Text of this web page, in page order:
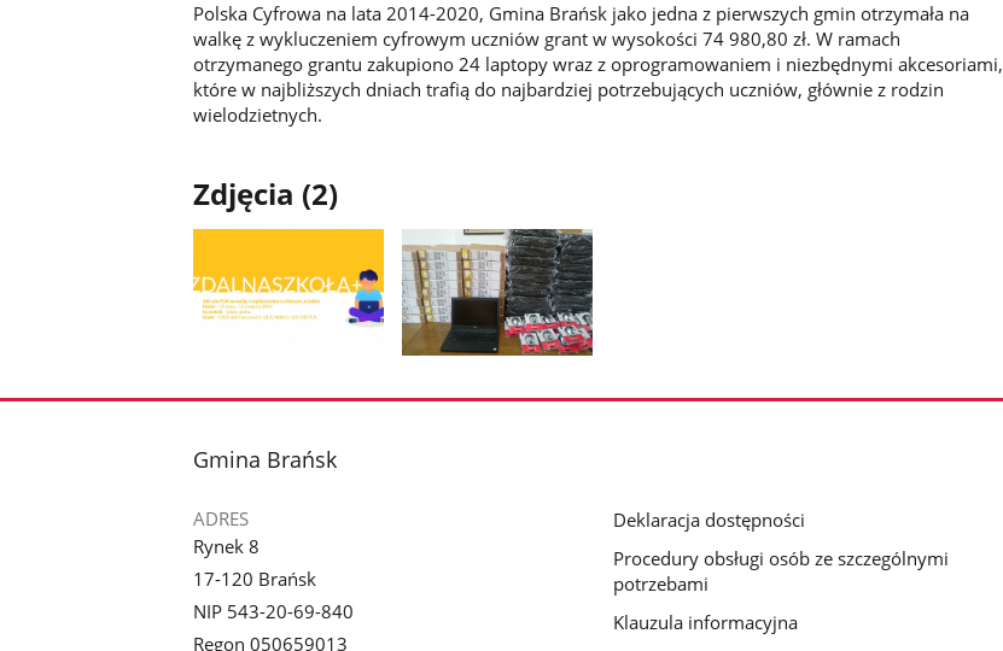
Polska Cyfrowa na lata 2014-2020, Gmina Brańsk jako jedna z pierwszych gmin otrzymała na
walkę z wykluczeniem cyfrowym uczniów grant w wysokości 74 980,80 zł. W ramach
otrzymanego grantu zakupiono 24 laptopy wraz z oprogramowaniem i niezbędnymi akcesoriami,
które w najbliższych dniach trafią do najbardziej potrzebujących uczniów, głównie z rodzin
wielodzietnych.
Zdjęcia (2)
galerii.
stopka
Gmina Brańsk
ADRES
Rynek 8
17-120 Brańsk
NIP 543-20-69-840
Regon 050659013
Deklaracja dostępności
Procedury obsługi osób ze szczególnymi
potrzebami
Klauzula informacyjna